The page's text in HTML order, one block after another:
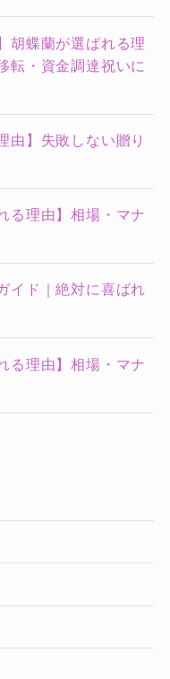
胡蝶蘭が選ばれる理
転・資金調達祝いに
由】失敗しない贈り
る理由】相場・マナ
イド｜絶対に喜ばれ
る理由】相場・マナ